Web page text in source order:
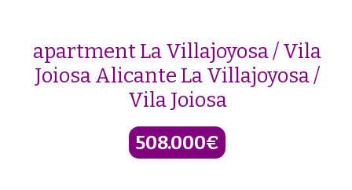
apartment La Villajoyosa / Vila
Joiosa Alicante La Villajoyosa /
Vila Joiosa
508.000€